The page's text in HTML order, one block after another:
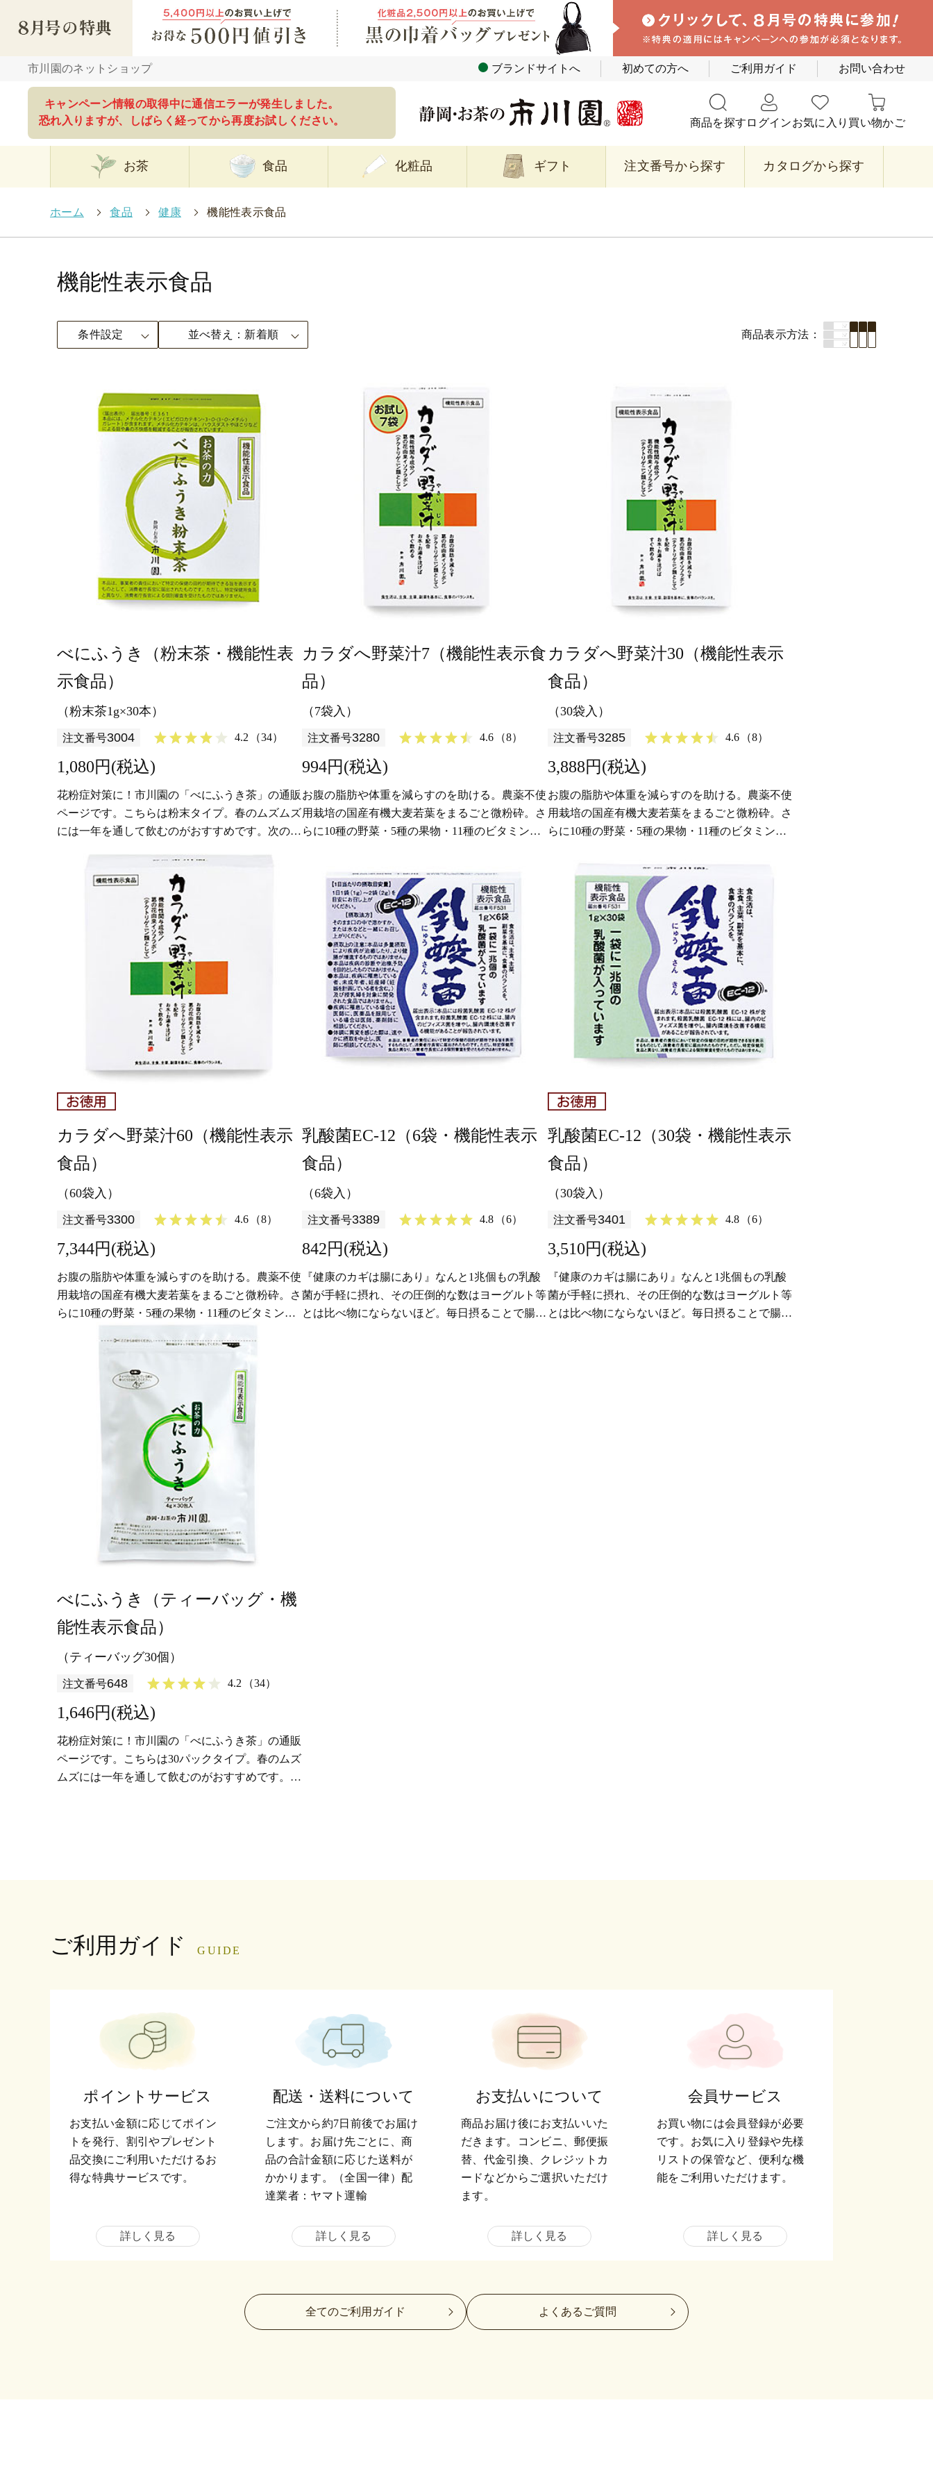
市川園のネットショップ ブランドサイトへ 初めての方へ ご利用ガイド お問い合わせ
キャンペーン情報の取得中に通信エラーが発生しました。
恐れ入りますが、しばらく経ってから再度お試しください。
商品を探す ログインお気に入り 買い物かご
お茶 食品 化粧品 ギフト 注文番号から探す カタログから探す
ホーム > 食品 > 健康 > 機能性表示食品
機能性表示食品
条件設定 並べ替え 新着順 商品表示方法
べにふうき（粉末茶・機能性表
示食品）
（粉末茶1g×30本）
注文番号3004 4.2 （34）
1,080円(税込)
花粉症対策に！市川園の「べにふうき茶」の通販
ページです。こちらは粉末タイプ。春のムズムズ
には一年を通して飲むのがおすすめです。次の花
カラダへ野菜汁7（機能性表示食
品）
（7袋入）
注文番号3280 4.6 （8）
994円(税込)
お腹の脂肪や体重を減らすのを助ける。農薬不使
用栽培の国産有機大麦若葉をまるごと微粉砕。さ
らに10種の野菜・5種の果物・11種のビタミンを
カラダへ野菜汁30（機能性表示
食品）
（30袋入）
注文番号3285 4.6 （8）
3,888円(税込)
お腹の脂肪や体重を減らすのを助ける。農薬不使
用栽培の国産有機大麦若葉をまるごと微粉砕。さ
らに10種の野菜・5種の果物・11種のビタミンを
カラダへ野菜汁60（機能性表示
食品）
（60袋入）
注文番号3300 4.6 （8）
7,344円(税込)
お腹の脂肪や体重を減らすのを助ける。農薬不使
用栽培の国産有機大麦若葉をまるごと微粉砕。さ
らに10種の野菜・5種の果物・11種のビタミンを
乳酸菌EC-12（6袋・機能性表示
食品）
（6袋入）
注文番号3389 4.8 （6）
842円(税込)
『健康のカギは腸にあり』なんと1兆個もの乳酸
菌が手軽に摂れ、その圧倒的な数はヨーグルト等
とは比べ物にならないほど。毎日摂ることで腸内
乳酸菌EC-12（30袋・機能性表示
食品）
（30袋入）
注文番号3401 4.8 （6）
3,510円(税込)
『健康のカギは腸にあり』なんと1兆個もの乳酸
菌が手軽に摂れ、その圧倒的な数はヨーグルト等
とは比べ物にならないほど。毎日摂ることで腸内
べにふうき（ティーバッグ・機
能性表示食品）
（ティーバッグ30個）
注文番号648 4.2 （34）
1,646円(税込)
花粉症対策に！市川園の「べにふうき茶」の通販
ページです。こちらは30パックタイプ。春のムズ
ムズには一年を通して飲むのがおすすめです。次
ご利用ガイド GUIDE
ポイントサービス
お支払い金額に応じてポイン
トを発行、割引やプレゼント
品交換にご利用いただけるお
得な特典サービスです。
詳しく見る
配送・送料について
ご注文から約7日前後でお届け
します。お届け先ごとに、商
品の合計金額に応じた送料が
かかります。（全国一律）配
達業者：ヤマト運輸
詳しく見る
お支払いについて
商品お届け後にお支払いいた
だきます。コンビニ、郵便振
替、代金引換、クレジットカ
ードなどからご選択いただけ
ます。
詳しく見る
会員サービス
お買い物には会員登録が必要
です。お気に入り登録や先様
リストの保管など、便利な機
能をご利用いただけます。
詳しく見る
全てのご利用ガイド よくあるご質問